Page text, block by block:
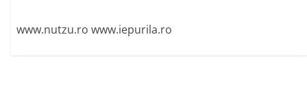
www.nutzu.ro www.iepurila.ro